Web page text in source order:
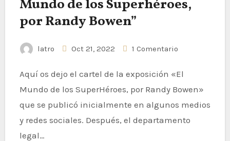
Mundo de los Superhéroes,
por Randy Bowen”
latro Oct 21, 2022 1 Comentario
Aquí os dejo el cartel de la exposición «El
Mundo de los SuperHéroes, por Randy Bowen»
que se publicó inicialmente en algunos medios
y redes sociales. Después, el departamento
legal…